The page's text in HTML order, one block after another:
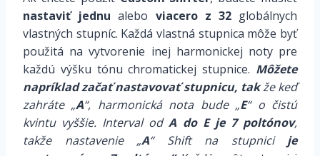
nastaviť jednu alebo viacero z 32globálnych
vlastných stupníc. Každá vlastná stupnica môže byť
použitá na vytvorenie inej harmonickej noty pre
každú výšku tónu chromatickej stupnice. Môžete
napríklad začať nastavovať stupnicu, takže keď
zahráte „A“, harmonická nota bude „E“ o čistú
kvintu vyššie. Interval odA do E je 7 poltónov,
takže nastavenie „A“ Shift na stupnici je